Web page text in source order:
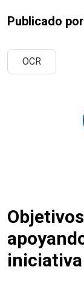
Publicado por
OCR
iniciativa